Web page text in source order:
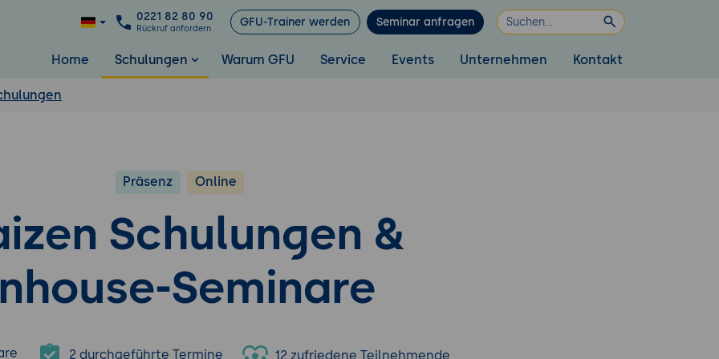
0221 82 80 90
Rückruf anfordern GFU-Trainer werden Seminar anfragen
Home Schulungen Warum GFU Service Events Unternehmen Kontakt
Präsenz Online
Schulungen &
Seminare
2 durchgeführte Termine 12 zufriedene Teilnehmende